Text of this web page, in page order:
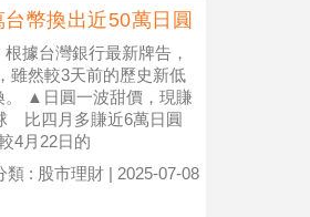
幣換出近50萬日圓
據台灣銀行最新牌告，
雖然較3天前的歷史新低
。 ▲日圓一波甜價，現賺
比四月多賺近6萬日圓
4月22日的
類 : 股市理財 | 2025-07-08